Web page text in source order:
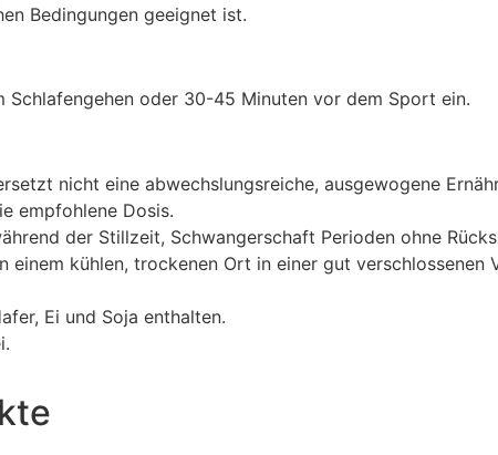
Bedingungen geeignet ist.
Schlafengehen oder 30-45 Minuten vor dem Sport ein.
nicht eine abwechslungsreiche, ausgewogene
empfohlene Dosis.
der Stillzeit, Schwangerschaft Perioden ohne
einem kühlen, trockenen Ort in einer gut
Ei und Soja enthalten.